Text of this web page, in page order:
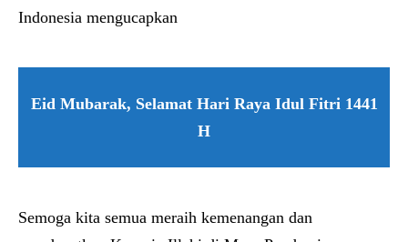
Indonesia mengucapkan
Eid Mubarak, Selamat Hari Raya Idul Fitri 1441
H
Semoga kita semua meraih kemenangan dan